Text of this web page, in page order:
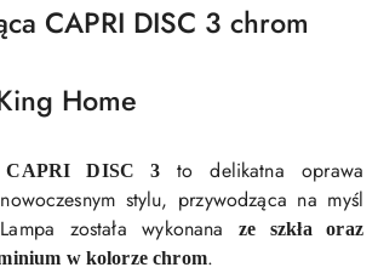
CAPRI DISC 3 chrom
Home
CAPRI DISC 3 to delikatna oprawa
stylu, przywodząca na myśl
została wykonanaze szkła oraz
w kolorze chrom.